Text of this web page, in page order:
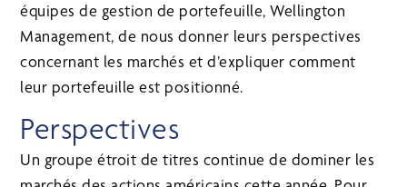
équipes de gestion de portefeuille, Wellington
Management, de nous donner leurs perspectives
concernant les marchés et d’expliquer comment
leur portefeuille est positionné.
Perspectives
Un groupe étroit de titres continue de dominer les